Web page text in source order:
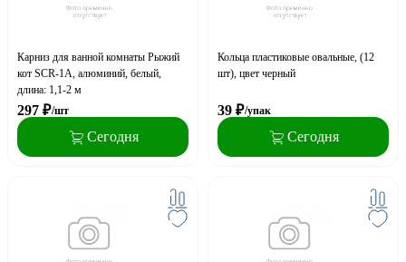
Карниз для ванной комнаты Рыжий
кот SCR-1A, алюминий, белый,
длина: 1,1-2 м
297 ₽/шт
Сегодня
Кольца пластиковые овальные, (12
шт), цвет черный
39 ₽/упак
Сегодня